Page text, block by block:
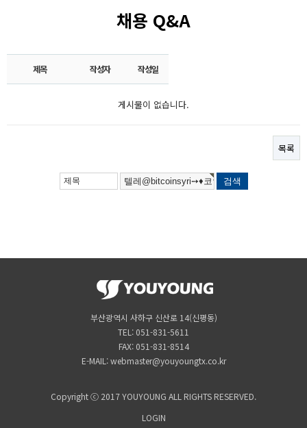
채용 Q&A
제목 작성자 작성일
게시물이 없습니다.
목록
부산광역시 사하구 신산로 14(신평동)
TEL: 051-831-5611
FAX: 051-831-8514
E-MAIL: webmaster@youyoungtx.co.kr
Copyright ⓒ 2017 YOUYOUNG ALL RIGHTS RESERVED.
LOGIN